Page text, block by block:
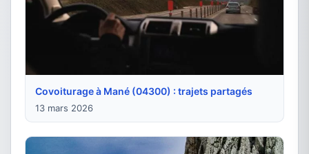
Covoiturage à Mané (04300) : trajets partagés
13 mars 2026